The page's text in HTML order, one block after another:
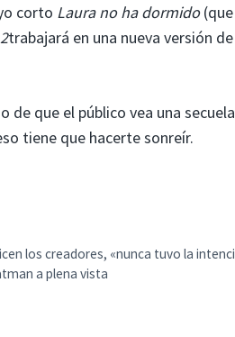
corto Laura no ha dormido(que
trabajará en una nueva versión
que el público vea una
tiene que hacerte sonreír.
los creadores, «nunca tuvo la
a plena vista